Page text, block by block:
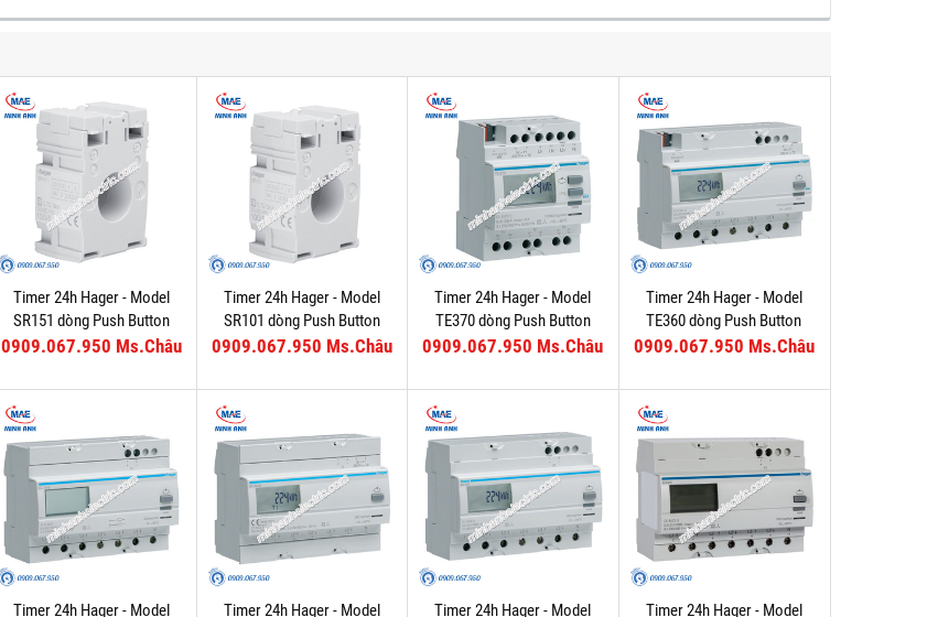
Timer 24h Hager - Model
SR151 dòng Push Button
0909.067.950 Ms.Châu
Timer 24h Hager - Model
SR101 dòng Push Button
0909.067.950 Ms.Châu
Timer 24h Hager - Model
TE370 dòng Push Button
0909.067.950 Ms.Châu
Timer 24h Hager - Model
TE360 dòng Push Button
0909.067.950 Ms.Châu
Timer 24h Hager - Model Timer 24h Hager - Model Timer 24h Hager - Model Timer 24h Hager - Model